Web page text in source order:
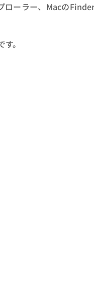
ーラー、Macの
。